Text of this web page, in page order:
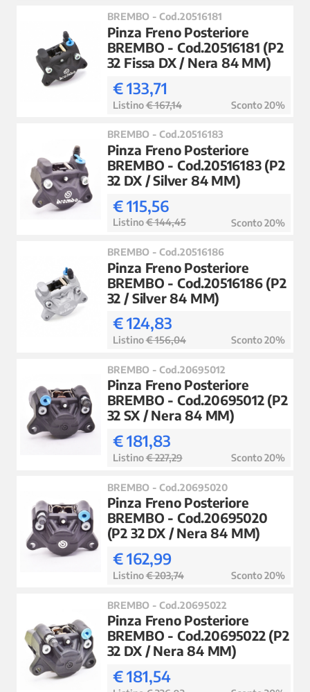
BREMBO - Cod.20516181
Pinza Freno Posteriore
BREMBO - Cod.20516181 (P2
32 Fissa DX / Nera 84 MM)
€ 133,71
Listino€ 167,14 Sconto 20%
BREMBO - Cod.20516183
Pinza Freno Posteriore
BREMBO - Cod.20516183 (P2
32 DX / Silver 84 MM)
€ 115,56
Listino€ 144,45 Sconto 20%
BREMBO - Cod.20516186
Pinza Freno Posteriore
BREMBO - Cod.20516186 (P2
32 / Silver 84 MM)
€ 124,83
Listino€ 156,04 Sconto 20%
BREMBO - Cod.20695012
Pinza Freno Posteriore
BREMBO - Cod.20695012 (P2
32 SX / Nera 84 MM)
€ 181,83
Listino€ 227,29 Sconto 20%
BREMBO - Cod.20695020
Pinza Freno Posteriore
BREMBO - Cod.20695020
(P2 32 DX / Nera 84 MM)
€ 162,99
Listino€ 203,74 Sconto 20%
BREMBO - Cod.20695022
Pinza Freno Posteriore
BREMBO - Cod.20695022 (P2
32 DX / Nera 84 MM)
€ 181,54